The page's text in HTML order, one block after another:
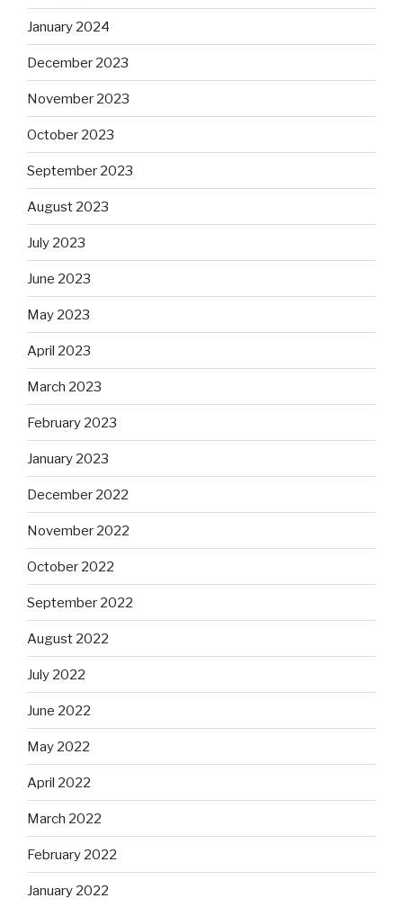
January 2024
December 2023
November 2023
October 2023
September 2023
August 2023
July 2023
June 2023
May 2023
April 2023
March 2023
February 2023
January 2023
December 2022
November 2022
October 2022
September 2022
August 2022
July 2022
June 2022
May 2022
April 2022
March 2022
February 2022
January 2022